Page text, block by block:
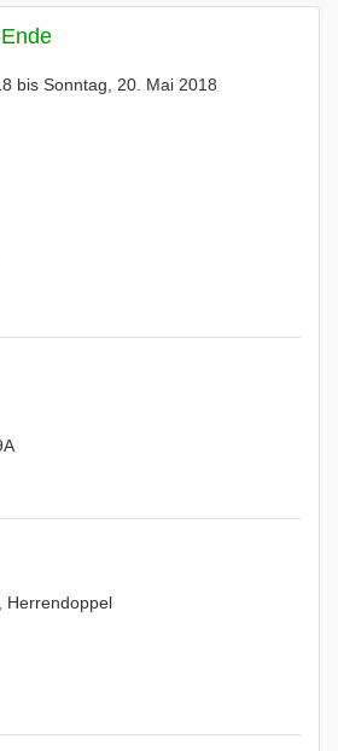
bis Sonntag, 20. Mai 2018
Herrendoppel